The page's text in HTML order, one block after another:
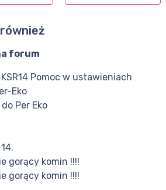
forum
KSR14 Pomoc w ustawieniach
Eko
Per Eko
gorący komin !!!!
gorący komin !!!!